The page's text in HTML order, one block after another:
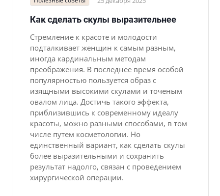
Как сделать скулы выразительнее
Стремление к красоте и молодости
подталкивает женщин к самым разным,
иногда кардинальным методам
преображения. В последнее время особой
популярностью пользуется образ с
изящными высокими скулами и точеным
овалом лица. Достичь такого эффекта,
приблизившись к современному идеалу
красоты, можно разными способами, в том
числе путем косметологии. Но
единственный вариант, как сделать скулы
более выразительными и сохранить
результат надолго, связан с проведением
хирургической операции.